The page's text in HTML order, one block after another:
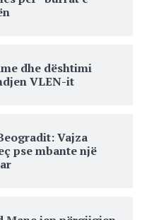
dhe dështimi
VLEN-it
Vajza
pse mbante një